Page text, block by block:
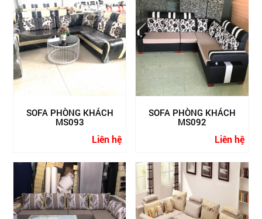
SOFA PHÒNG KHÁCH
MS093
Liên hệ
SOFA PHÒNG KHÁCH
MS092
Liên hệ